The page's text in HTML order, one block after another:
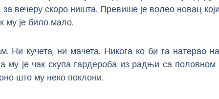
вечеру скоро ништа. Превише је волео новац
му је било мало.
Ни кучета, ни мачета. Никога ко би га натерао
му је чак скупа гардероба из радњи са половном
што му неко поклони.